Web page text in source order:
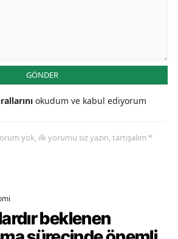
GÖNDER
okudum ve kabul ediyorum
yok, ilk yorumu siz yazın, tartışalım *
beklenen